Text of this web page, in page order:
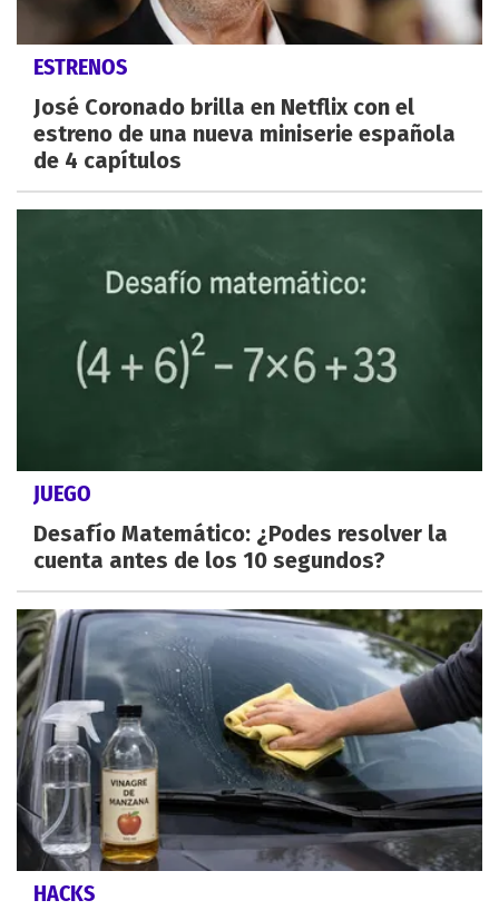
ESTRENOS
José Coronado brilla en Netflix con el
estreno de una nueva miniserie española
de 4 capítulos
JUEGO
Desafío Matemático: ¿Podes resolver la
cuenta antes de los 10 segundos?
HACKS